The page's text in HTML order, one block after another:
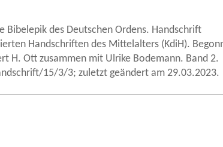
des Deutschen Ordens. Handschrift
Handschriften des Mittelalters (KdiH).
H. Ott zusammen mit Ulrike Bodemann. Band 2.
15/3/3; zuletzt geändert am 29.03.2023.